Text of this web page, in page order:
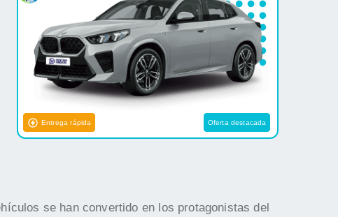
Entrega rápida Oferta destacada
se han convertido en los protagonistas del